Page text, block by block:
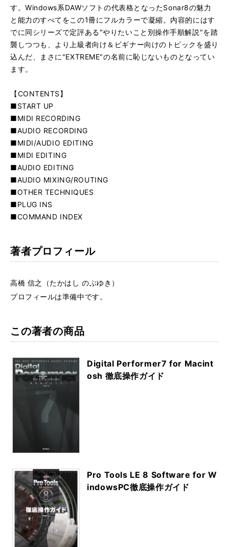
す。Windows系DAWソフトの代表格となったSonar8の魅力
と能力のすべてをこの1冊にフルカラーで凝縮。内容的にはす
でに同シリーズで定評ある"やりたいこと別操作手順解説"を踏
襲しつつも、より上級者向け＆ビギナー向けのトピックを盛り
込んだ、まさに"EXTREME"の名前に恥じないものとなってい
ます。
【CONTENTS】
■START UP
■MIDI RECORDING
■AUDIO RECORDING
■MIDI/AUDIO EDITING
■MIDI EDITING
■AUDIO EDITING
■AUDIO MIXING/ROUTING
■OTHER TECHNIQUES
■PLUG INS
■COMMAND INDEX
著者プロフィール
高橋 信之（たかはし のぶゆき）
プロフィールは準備中です。
この著者の商品
Digital Performer7 for Macint
osh 徹底操作ガイド
Pro Tools LE 8 Software for W
indowsPC徹底操作ガイド